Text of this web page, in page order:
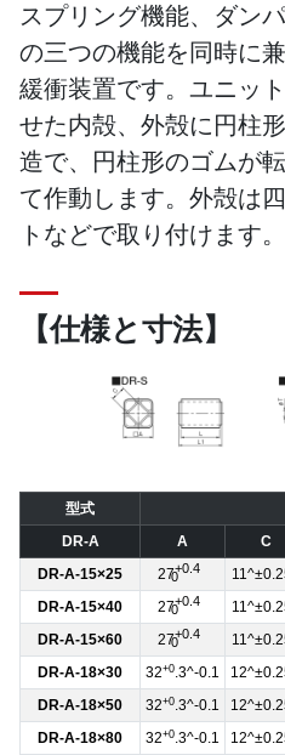
スプリング機能、ダン
の三つの機能を同時に
緩衝装置です。ユニッ
せた内殻、外殻に円柱
造で、円柱形のゴムが
て作動します。外殻は
トなどで取り付けます。
【仕様と寸法】
型式
DR-A
A C
DR-A-15×25 27+0.4
0
DR-A-15×40
27+0.4
0
DR-A-15×60
27+0.4
0
DR-A-18×30
32+0.3^-0.1
DR-A-18×50
32+0.3^-0.1
DR-A-18×80
32+0.3^-0.1